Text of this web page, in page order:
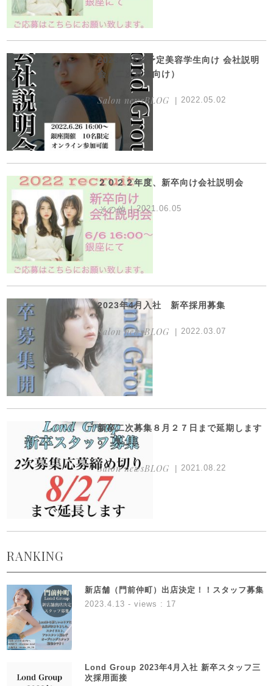
2023年卒業予定美容学生向け 会社説明
会（二次募集向け）
Salon newsBLOG 2022.05.02
２０２２年度、新卒向け会社説明会
その他 2021.06.05
2023年4月入社 新卒採用募集
Salon newsBLOG 2022.03.07
新卒二次募集８月２７日まで延期します
o
Salon newsBLOG 2021.08.22
RANKING
新店舗（門前仲町）出店決定！！スタッフ募集
2023.4.13 - views : 17
Lond Group 2023年4月入社 新卒スタッフ三
次採用面接